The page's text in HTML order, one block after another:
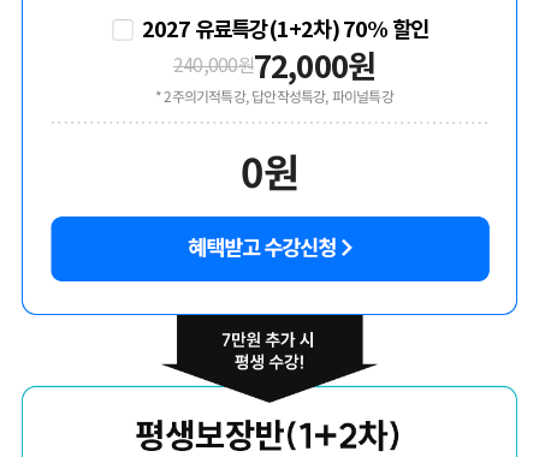
2027 유료특강(1+2차) 70% 할인
240,000원72,000원
* 2주의기적특강, 답안작성특강, 파이널특강
0원